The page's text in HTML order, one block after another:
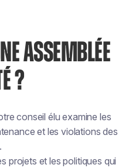
ASSEMBLÉE
?
conseil élu examine les
et les violations des
projets et les politiques qui